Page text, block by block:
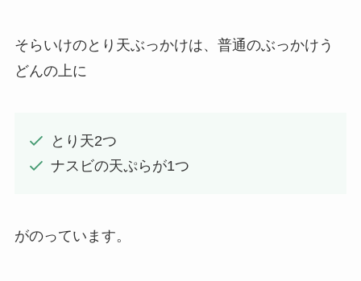
そらいけのとり天ぶっかけは、普通のぶっかけう
どんの上に
とり天2つ
ナスビの天ぷらが1つ
がのっています。